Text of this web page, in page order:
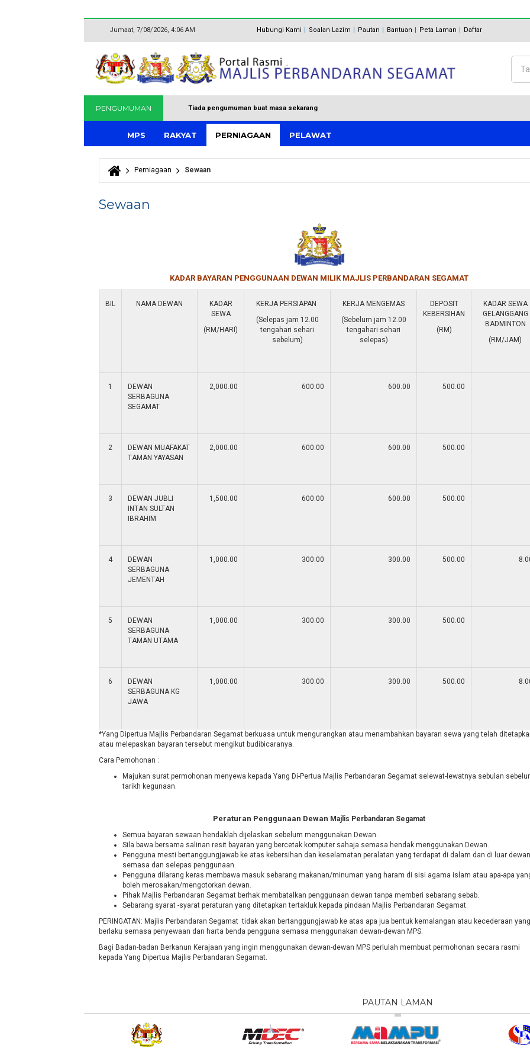
Jumaat, 7/08/2026, 4:06 AM Hubungi Kami Soalan Lazim Pautan Bantuan Peta Laman Daftar
PENGUMUMAN Tiada pengumuman buat masa sekarang
MPS RAKYAT PERNIAGAAN PELAWAT
Anda di sini
Perniagaan Sewaan
Sewaan
KADAR BAYARAN PENGGUNAAN DEWAN MILIK MAJLIS PERBANDARAN SEGAMAT
BIL NAMA DEWAN
KADAR
SEWA
(RM/HARI)
KERJA PERSIAPAN
(Selepas jam 12.00
tengahari sehari
sebelum)
KERJA MENGEMAS
(Sebelum jam 12.00
tengahari sehari
selepas)
DEPOSIT
KEBERSIHAN
(RM)
KADAR SEWA
GELANGGANG
BADMINTON
(RM/JAM)
1
DEWAN
SERBAGUNA
SEGAMAT
2,000.00 600.00 600.00 500.00
2
DEWAN MUAFAKAT
TAMAN YAYASAN
2,000.00 600.00 600.00 500.00
3
DEWAN JUBLI
INTAN SULTAN
IBRAHIM
1,500.00 600.00 600.00 500.00
4
DEWAN
SERBAGUNA
JEMENTAH
1,000.00 300.00 300.00 500.00
5
DEWAN
SERBAGUNA
TAMAN UTAMA
1,000.00 300.00 300.00 500.00
6
DEWAN
SERBAGUNA KG
JAWA
1,000.00 300.00 300.00 500.00
*Yang Dipertua Majlis Perbandaran Segamat berkuasa untuk mengurangkan atau menambahkan bayaran sewa yang telah
atau melepaskan bayaran tersebut mengikut budibicaranya.
Cara Pemohonan :
Majukan surat permohonan menyewa kepada Yang Di-Pertua Majlis Perbandaran Segamat selewat-lewatnya sebulan
tarikh kegunaan.
Peraturan Penggunaan Dewan Majlis Perbandaran Segamat
Semua bayaran sewaan hendaklah dijelaskan sebelum menggunakan Dewan.
Sila bawa bersama salinan resit bayaran yang bercetak komputer sahaja semasa hendak menggunakan Dewan.
Pengguna mesti bertanggungjawab ke atas kebersihan dan keselamatan peralatan yang terdapat di dalam dan di luar dewan
semasa dan selepas penggunaan.
Pengguna dilarang keras membawa masuk sebarang makanan/minuman yang haram di sisi agama islam atau apa-apa
boleh merosakan/mengotorkan dewan.
Pihak Majlis Perbandaran Segamat berhak membatalkan penggunaan dewan tanpa memberi sebarang sebab.
Sebarang syarat -syarat peraturan yang ditetapkan tertakluk kepada pindaan Majlis Perbandaran Segamat.
PERINGATAN: Majlis Perbandaran Segamat tidak akan bertanggungjawab ke atas apa jua bentuk kemalangan atau kecederaan yang
berlaku semasa penyewaan dan harta benda pengguna semasa menggunakan dewan-dewan MPS.
Bagi Badan-badan Berkanun Kerajaan yang ingin menggunakan dewan-dewan MPS perlulah membuat permohonan secara rasmi
kepada Yang Dipertua Majlis Perbandaran Segamat.
PAUTAN LAMAN